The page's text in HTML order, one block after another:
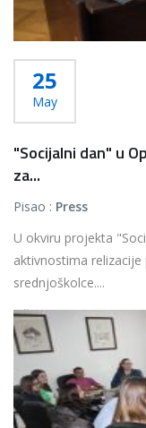
25
May
"Socijalni dan" u
za...
Pisao : Press
U okviru projekta
aktivnostima
srednjoškolce....
Više...